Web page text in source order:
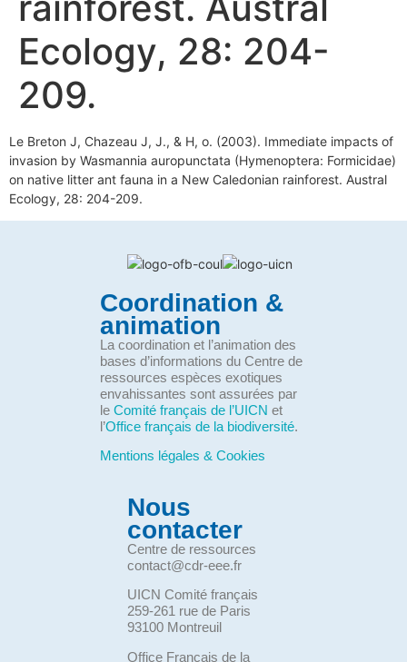
Ecology, 28: 204-
209.
Le Breton J, Chazeau J, J., & H, o. (2003). Immediate impacts of
invasion by Wasmannia auropunctata (Hymenoptera: Formicidae)
on native litter ant fauna in a New Caledonian rainforest. Austral
Ecology, 28: 204-209.
Coordination &
animation
La coordination et l’animation des
bases d’informations du Centre de
ressources espèces exotiques
envahissantes sont assurées par
le Comité français de l’UICN et
l’Office français de la biodiversité.
Mentions légales & Cookies
Nous
contacter
Centre de ressources
contact@cdr-eee.fr
UICN Comité français
259-261 rue de Paris
93100 Montreuil
Office Français de la